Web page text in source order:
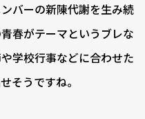
バーの新陳代謝を生み続
春がテーマというブレな
学校行事などに合わせた
そうですね。